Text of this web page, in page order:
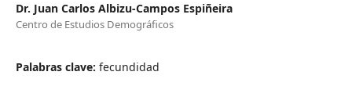
Dr. Juan Carlos Albizu-Campos Espiñeira
Centro de Estudios Demográficos
Palabras clave: fecundidad